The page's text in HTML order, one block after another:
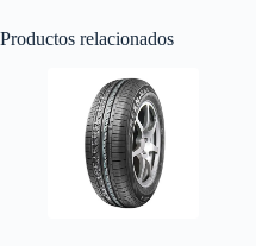
Productos relacionados